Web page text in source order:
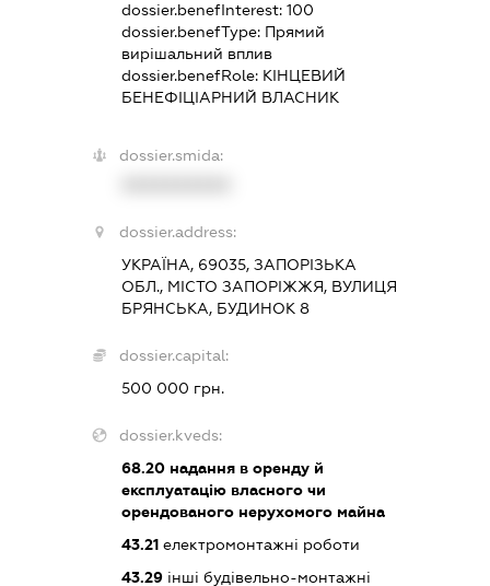
dossier.benefInterest:100
dossier.benefType: Прямий
вирішальний вплив
dossier.benefRole: КІНЦЕВИЙ
БЕНЕФІЦІАРНИЙ ВЛАСНИК
dossier.smida:
dossier.address:
УКРАЇНА, 69035, ЗАПОРІЗЬКА
ОБЛ., МІСТО ЗАПОРІЖЖЯ, ВУЛИЦЯ
БРЯНСЬКА, БУДИНОК 8
dossier.capital:
500 000 грн.
dossier.kveds:
68.20 надання в оренду й
експлуатацію власного чи
орендованого нерухомого майна
43.21 електромонтажні роботи
43.29 інші будівельно-монтажні